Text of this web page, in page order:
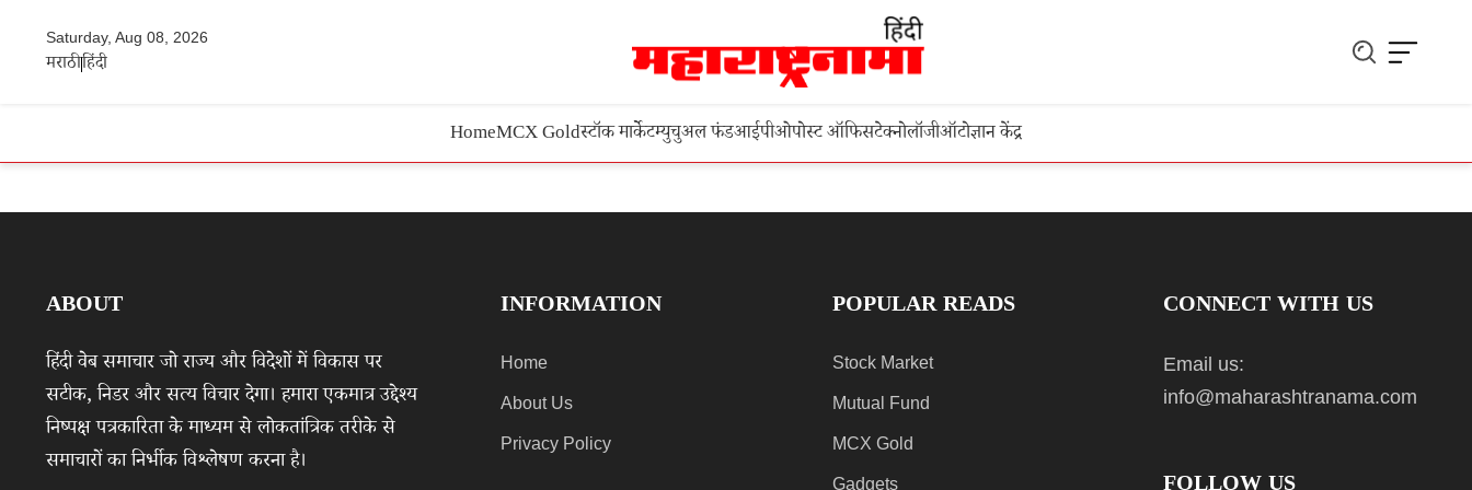
Saturday, Aug 08, 2026
मराठीहिंदी
HomeMCX Goldस्टॉक मार्केटम्युचुअल फंडआईपीओपोस्ट ऑफिसटेक्नोलॉजीऑटोज्ञान केंद्र
ABOUT
हिंदी वेब समाचार जो राज्य और विदेशों में विकास पर
सटीक, निडर और सत्य विचार देगा। हमारा एकमात्र उद्देश्य
निष्पक्ष पत्रकारिता के माध्यम से लोकतांत्रिक तरीके से
समाचारों का निर्भीक विश्लेषण करना है।
INFORMATION
Home
About Us
Privacy Policy
POPULAR READS
Stock Market
Mutual Fund
MCX Gold
Gadgets
CONNECT WITH US
Email us:
info@maharashtranama.com